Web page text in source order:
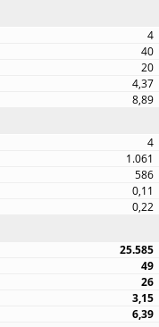
4
40
20
4,37
8,89
4
1.061
586
0,11
0,22
25.585
49
26
3,15
6,39